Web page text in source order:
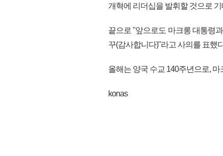
개혁에 리더십을 발휘할 것으로
끝으로 "앞으로도 마크롱 대통령
꾸(감사합니다)"라고 사의를 표했
올해는 양국 수교 140주년으로,
konas